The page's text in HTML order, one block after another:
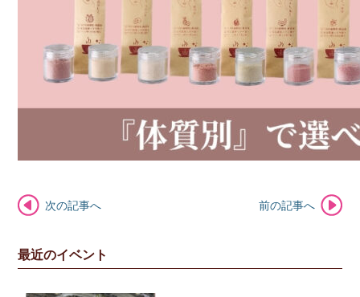
次の記事へ 前の記事へ
最近のイベント